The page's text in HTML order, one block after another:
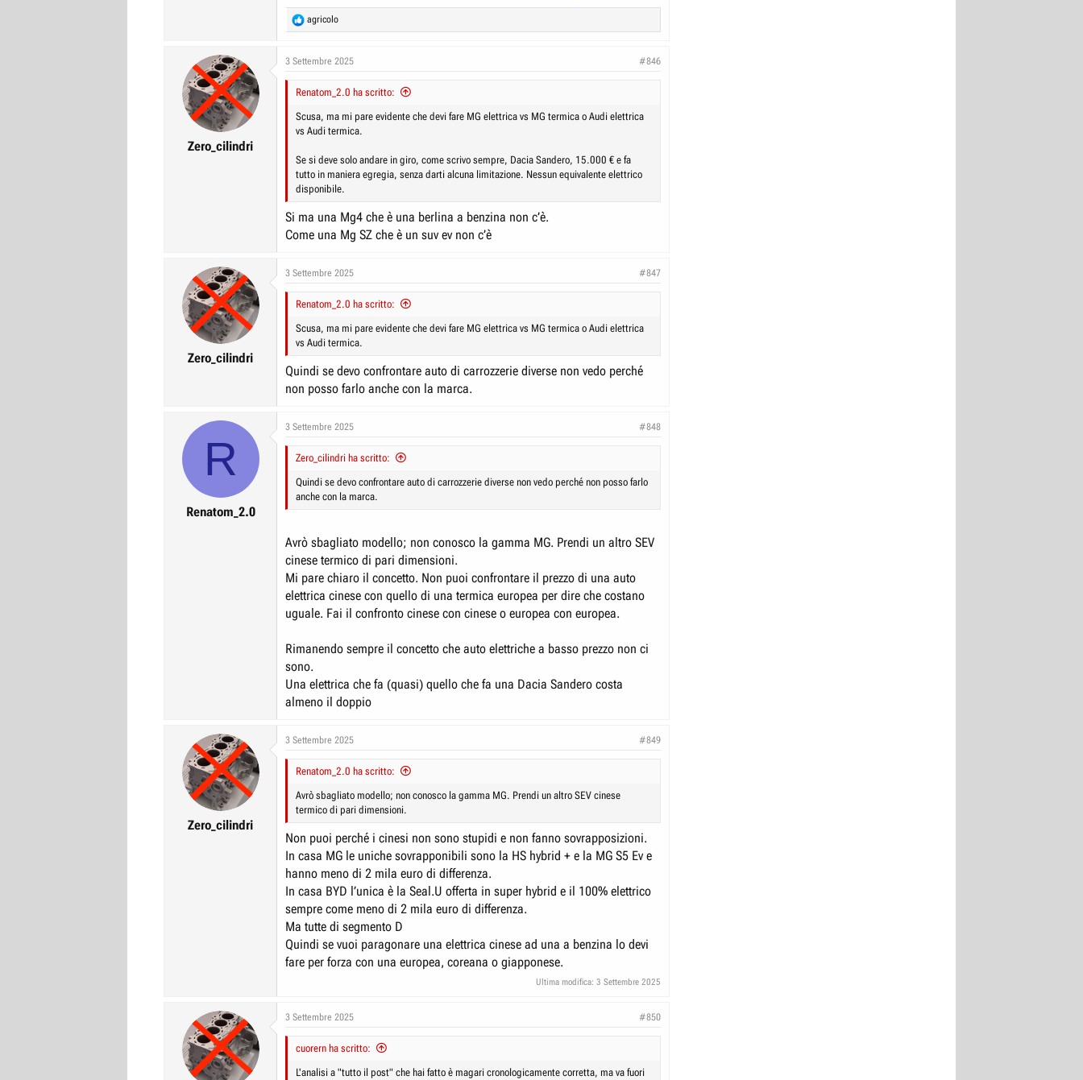
costi chilometrici sono la metà ma in più hai pure vantaggi fiscali e altri che una
termica non ha.
perché non c’è ne sono altri, i costi di gestione di un’auto elettrica rispetto ad una
Come tra l’altro Tu di fatto hai confermato con i tuoi dati e dichiarazioni.
Per me quello precedente e questo è un discorso chiarissimo e alla luce del sole e
privo di possibilità di fraintendimenti, se poi qualcuno ci vedrà del marcio beh… non
posso farci nulla.
R
e
c
n
s
agricolo
Zero_cilindri
3 Settembre 2025 #846
Renatom_2.0 ha scritto:
Scusa, ma mi pare evidente che devi fare MG elettrica vs MG termica o Audi elettrica
vs Audi termica.
Se si deve solo andare in giro, come scrivo sempre, Dacia Sandero, 15.000 € e fa
tutto in maniera egregia, senza darti alcuna limitazione. Nessun equivalente elettrico
disponibile.
Si ma una Mg4 che è una berlina a benzina non c’è.
Come una Mg SZ che è un suv ev non c’è
Zero_cilindri
3 Settembre 2025 #847
Renatom_2.0 ha scritto:
Scusa, ma mi pare evidente che devi fare MG elettrica vs MG termica o Audi elettrica
vs Audi termica.
Quindi se devo confrontare auto di carrozzerie diverse non vedo perché
non posso farlo anche con la marca.
R
Renatom_2.0
3 Settembre 2025 #848
Zero_cilindri ha scritto:
Quindi se devo confrontare auto di carrozzerie diverse non vedo perché non posso farlo
anche con la marca.
Avrò sbagliato modello; non conosco la gamma MG. Prendi un altro SEV
cinese termico di pari dimensioni.
Mi pare chiaro il concetto. Non puoi confrontare il prezzo di una auto
elettrica cinese con quello di una termica europea per dire che costano
uguale. Fai il confronto cinese con cinese o europea con europea.
Rimanendo sempre il concetto che auto elettriche a basso prezzo non ci
sono.
Una elettrica che fa (quasi) quello che fa una Dacia Sandero costa
almeno il doppio
Zero_cilindri
3 Settembre 2025 #849
Renatom_2.0 ha scritto:
Avrò sbagliato modello; non conosco la gamma MG. Prendi un altro SEV cinese
termico di pari dimensioni.
Non puoi perché i cinesi non sono stupidi e non fanno sovrapposizioni.
In casa MG le uniche sovrapponibili sono la HS hybrid + e la MG S5 Ev e
hanno meno di 2 mila euro di differenza.
In casa BYD l’unica è la Seal.U offerta in super hybrid e il 100% elettrico
sempre come meno di 2 mila euro di differenza.
Ma tutte di segmento D
Quindi se vuoi paragonare una elettrica cinese ad una a benzina lo devi
fare per forza con una europea, coreana o giapponese.
Ultima modifica: 3 Settembre 2025
3 Settembre 2025 #850
cuorern ha scritto:
L'analisi a "tutto il post" che hai fatto è magari cronologicamente corretta, ma va fuori